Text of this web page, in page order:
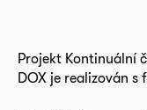
Projekt Kontinuální
DOX je realizován